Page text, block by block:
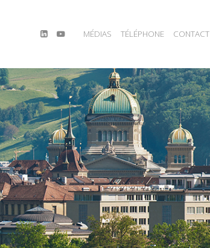
MÉDIAS TÉLÉPHONE CONTACT